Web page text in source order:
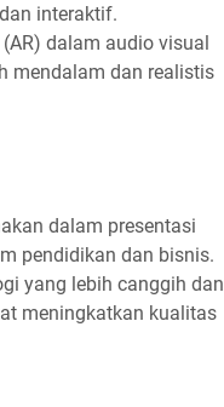
interaktif.
dalam audio visual
mendalam dan realistis
dalam presentasi
pendidikan dan bisnis.
yang lebih canggih dan
meningkatkan kualitas